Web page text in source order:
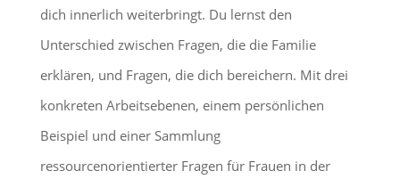
dich innerlich weiterbringt. Du lernst den
Unterschied zwischen Fragen, die die Familie
erklären, und Fragen, die dich bereichern. Mit drei
konkreten Arbeitsebenen, einem persönlichen
Beispiel und einer Sammlung
ressourcenorientierter Fragen für Frauen in der